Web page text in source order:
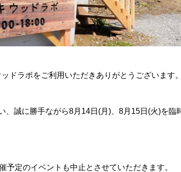
ドラボをご利用いただきありがとうございます。
、誠に勝手ながら8月14日(月)、8月15日(火)を臨
予定のイベントも中止とさせていただきます。